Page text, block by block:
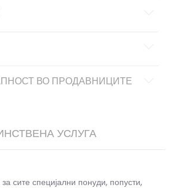
ВО ПРОДАВНИЦИТЕ
УСЛУГА
сите специјални понуди, попусти,